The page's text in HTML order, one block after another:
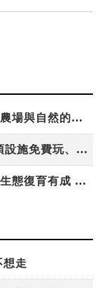
嘉義鹿草夏日探索趣！結合科學、農場與自然的親子小旅行
高雄最大親子遊樂園8/8開幕！30項設施免費玩、YOYO家族嗨翻暑假
虎頭埤森林秘境！「枯樹籬步道」生態復育有成 走進大自然生命教室
想走